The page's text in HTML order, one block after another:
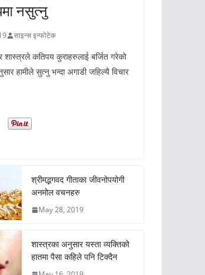
नसुत्नु
साइन्स इन्फोटेक
शास्त्रले कतिपय कुराहरुलाई बर्जित गरेको
हामीले सुत्नु भन्दा अगाडी जहिल्यै विचार
श्रीमद्भगवद गीताका जीवनोपयोगी
अनमोल वचनहरु
May 28, 2019
शास्त्रका अनुसार यस्ता व्यक्तिको
हातमा पैसा कहिले पनि टिक्दैन